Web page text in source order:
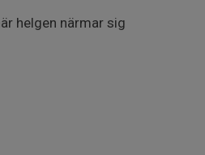
helgen närmar sig